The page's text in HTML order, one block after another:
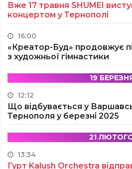
Вже 17 травня SHUMEI
концертом у Тернополі
16:00
«Креатор-Буд» продовжує
з художньої гімнастики
19
12:12
Що відбувається у
Тернополя у березні 2025
21
13:34
Гурт Kalush Orchestra